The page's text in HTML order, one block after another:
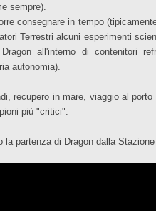
sempre).
consegnare in tempo
Terrestri alcuni esperimenti
all'interno di contenitori
autonomia).
recupero in mare, viaggio al
più "critici".
la partenza di Dragon dalla Stazione